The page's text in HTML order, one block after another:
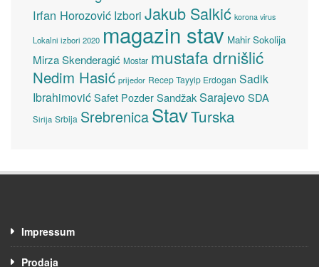
Irfan Horozović Izbori Jakub Salkić korona virus
Lokalni izbori 2020 magazin stav Mahir Sokolija
Mirza Skenderagić Mostar mustafa drnišlić
Nedim Hasić prijedor Recep Tayyip Erdogan Sadik
Ibrahimović Safet Pozder SandžakSarajevoSDA
Sirija Srbija SrebrenicaStavTurska
Impressum
Prodaja